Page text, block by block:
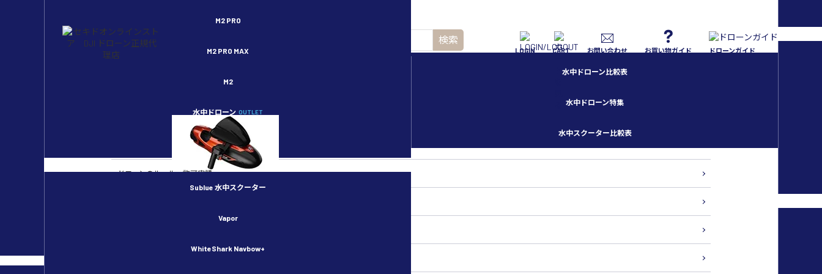
検索
LOGIN CART お問い合わせ お買い物ガイド ドローンガイド
M2 PRO
M2 PRO MAX
M2
水中ドローン OUTLET
Sublue 水中スクーター
Vapor
WhiteShark Navbow+
水中ドローン比較表
水中ドローン特集
水中スクーター比較表
スペシャルコンテンツ
ドローンのルール・許可申請